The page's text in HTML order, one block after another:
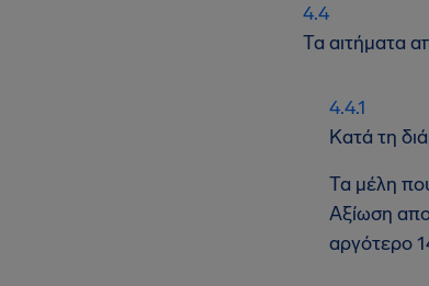
Τα αιτήματα
Κατά τη
Τα μέλη
Αξίωση
αργότερο